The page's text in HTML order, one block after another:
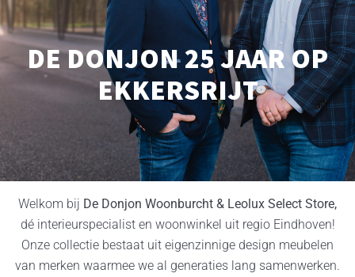
DE DONJON 25 JAAR OP
EKKERSRIJT
Welkom bij De Donjon Woonburcht & Leolux Select Store,
dé interieurspecialist en woonwinkel uit regio Eindhoven!
Onze collectie bestaat uit eigenzinnige design meubelen
van merken waarmee we al generaties lang samenwerken.